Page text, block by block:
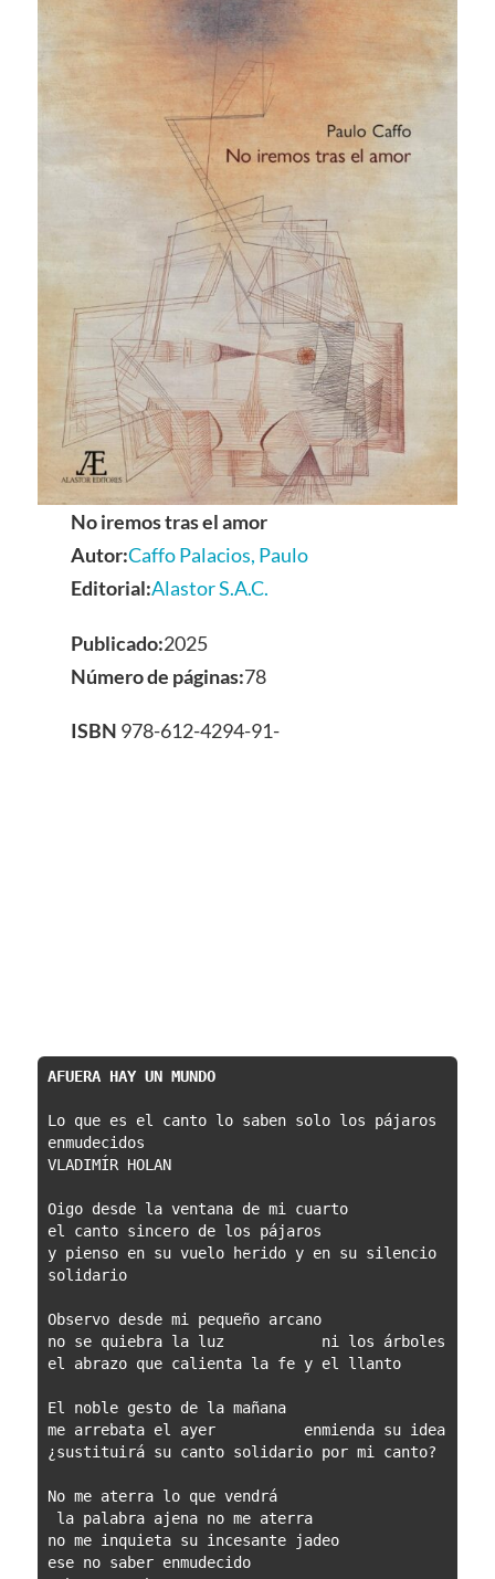
No iremos tras el amor
Autor:Caffo Palacios, Paulo
Editorial:Alastor S.A.C.
Publicado:2025
Número de páginas:78
ISBN 978-612-4294-91-
AFUERA HAY UN MUNDO
Lo que es el canto lo saben solo los pájaros
enmudecidos
VLADIMÍR HOLAN
Oigo desde la ventana de mi cuarto
el canto sincero de los pájaros
y pienso en su vuelo herido y en su silencio
solidario
Observo desde mi pequeño arcano
no se quiebra la luz           ni los árboles
el abrazo que calienta la fe y el llanto
El noble gesto de la mañana
me arrebata el ayer          enmienda su idea
¿sustituirá su canto solidario por mi canto?
No me aterra lo que vendrá
la palabra ajena no me aterra
no me inquieta su incesante jadeo
ese no saber enmudecido